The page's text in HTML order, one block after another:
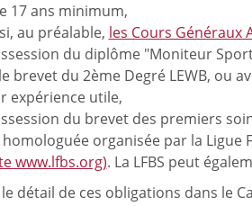
17 ans minimum,
au préalable, les Cours Généraux
du diplôme "Moniteur
brevet du 2ème Degré LEWB, ou
expérience utile,
du brevet des premiers
organisée par la Ligue
www.lfbs.org). La LFBS peut
détail de ces obligations dans le